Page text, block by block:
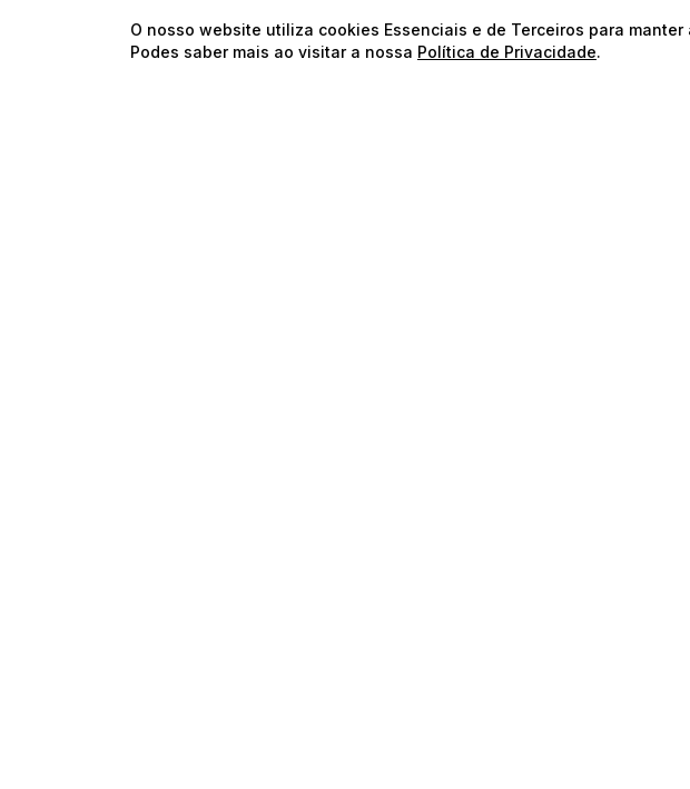
⭐️Envios Gratuitos
O nosso website utiliza cookies Essenciais e de Terceiros para
Podes saber mais ao visitar a nossa Política de Privacidade.